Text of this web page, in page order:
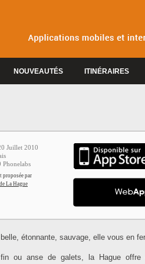
NOUVEAUTÉS ITINÉRAIRES
Juillet 2010
proposée par
La Hague
étonnante, sauvage, elle vous en
ou anse de galets, la Hague offre